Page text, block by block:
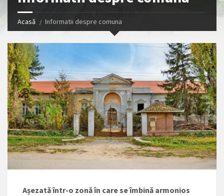
Acasă Informatii despre comuna
Așezată într-o zonă în care se îmbină armonios